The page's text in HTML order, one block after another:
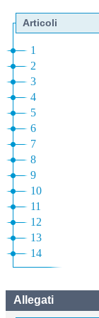
Articoli
1
2
3
4
5
6
7
8
9
10
11
12
13
14
Allegati